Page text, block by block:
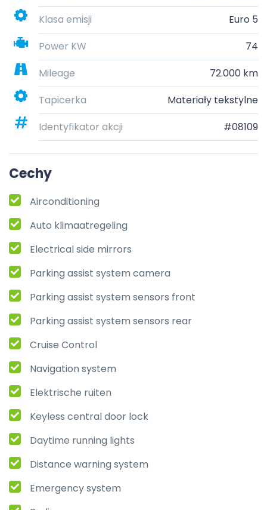
Klasa emisji
Euro 5
Power KW
74
Mileage
72.000 km
Tapicerka
Materiały tekstylne
Identyfikator akcji
#08109
Cechy
Airconditioning
Auto klimaatregeling
Electrical side mirrors
Parking assist system camera
Parking assist system sensors front
Parking assist system sensors rear
Cruise Control
Navigation system
Elektrische ruiten
Keyless central door lock
Daytime running lights
Distance warning system
Emergency system